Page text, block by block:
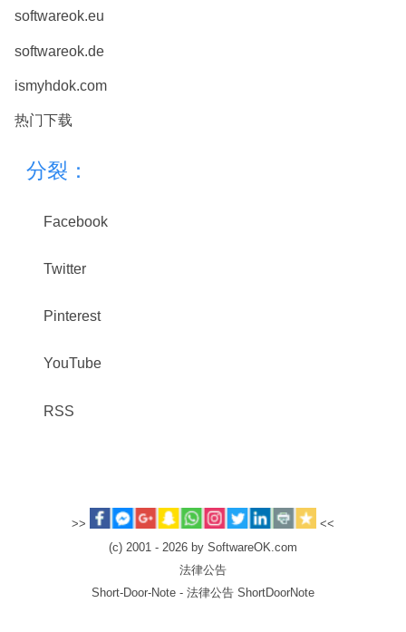
softwareok.eu
softwareok.de
ismyhdok.com
热门下载
分裂：
Facebook
Twitter
Pinterest
YouTube
RSS
>>
<<
(c) 2001 - 2026 by SoftwareOK.com
法律公告
Short-Door-Note - 法律公告 ShortDoorNote